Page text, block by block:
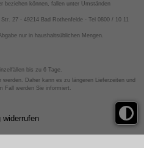
beziehen können, fallen unter Umständen
27 - 49214 Bad Rothenfelde - Tel 0800 / 10 11
nur in haushaltsüblichen Mengen.
bis zu 6 Tage.
Daher kann es zu längeren Lieferzeiten und
Fall werden Sie informiert.
widerrufen